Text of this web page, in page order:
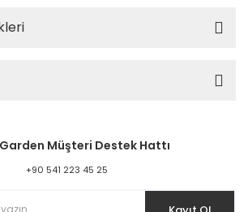
Müşteri Destek Hattı
+90 541 223 45 25